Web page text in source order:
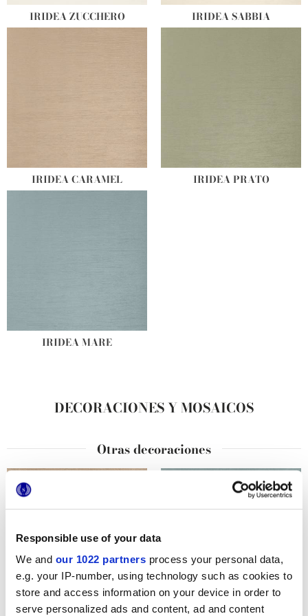
Responsible use of your data
We and our 1022 partners process your personal data,
e.g. your IP-number, using technology such as cookies to
store and access information on your device in order to
serve personalized ads and content, ad and content
IRIDEA ZUCCHERO IRIDEA SABBIA
IRIDEA CARAMEL IRIDEA PRATO
IRIDEA MARE
DECORACIONES Y MOSAICOS
Otras decoraciones